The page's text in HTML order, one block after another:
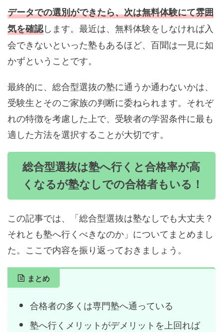
データでの選別ができたら、次は無料体験にて雰囲
気を確認します。最近は、無料体験をしなければ入
会できないといった塾もあるほど、百聞は一見に如
かずということです。
最終的に、総合型選抜の塾に通うか通わないかは、
受験生とそのご家族の判断に委ねられます。それぞ
れの特徴を考慮した上で、受験者の学習条件に最も
適した方法を選択することが大切です。
総合型選抜は塾へ行くと合格率が高
くなるが塾なしでの合格者もいる！
この記事では、「総合型選抜は塾なしでも大丈夫？
それとも塾へ行くべきなのか」についてまとめまし
た。ここで内容を振り返っておきましょう。
まとめ
合格者の多くは専門塾へ通っている
塾へ行くメリットがデメリットを上回れば